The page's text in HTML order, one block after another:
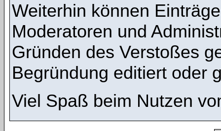
Weiterhin können
Moderatoren und
Gründen des Verstoßes
Begründung editiert oder
Viel Spaß beim Nutzen